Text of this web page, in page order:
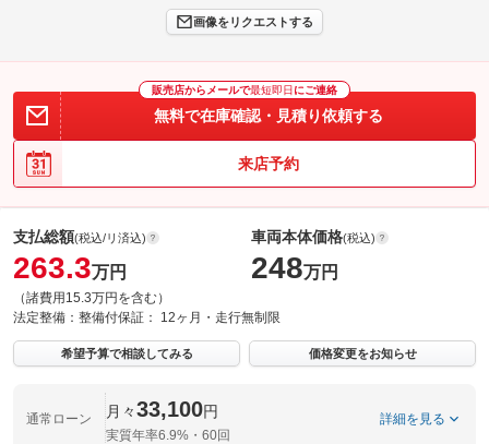
画像をリクエストする
販売店からメールで最短即日 にご連絡
無料で在庫確認・見積り依頼する
来店予約
支払総額(税込/リ済込)
263.3万円
（諸費用15.3万円を含む）
車両本体価格(税込)
248万円
法定整備： 整備付保証： 12ヶ月・走行無制限
希望予算で相談してみる 価格変更をお知らせ
通常ローン 月々33,100円
実質年率6.9%・60回
詳細を見る